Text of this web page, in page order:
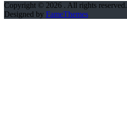
Copyright © 2026 . All rights reserved.
Designed by FameThemes